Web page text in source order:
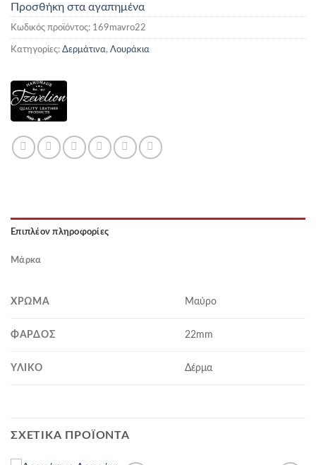
Προσθήκη στα αγαπημένα
Κωδικός προϊόντος: 169mavro22
Κατηγορίες: Δερμάτινα, Λουράκια
Επιπλέον πληροφορίες
Μάρκα
ΧΡΏΜΑ Μαύρο
ΦΆΡΔΟΣ 22mm
ΥΛΙΚΌ Δέρμα
ΣΧΕΤΙΚΆ ΠΡΟΪΌΝΤΑ